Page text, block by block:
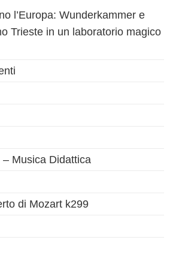
l’Europa: Wunderkammer e
Trieste in un laboratorio magico
Musica Didattica
di Mozart k299